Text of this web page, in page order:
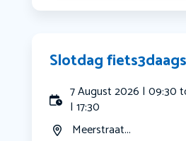
Slotdag
7 August 2026 | 09:30
| 17:30
Meerstraat...